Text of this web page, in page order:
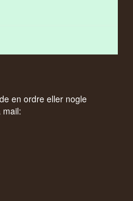
en ordre eller nogle
mail: